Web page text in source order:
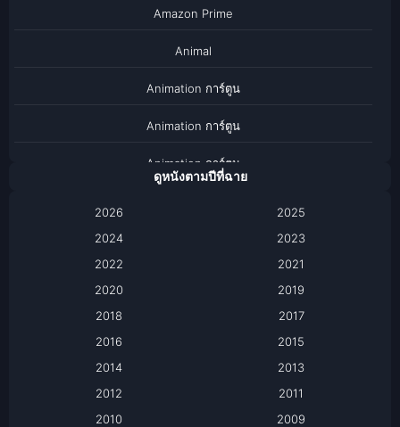
Amazon Prime
Animal
Animation การ์ตูน
Animation การ์ตูน
Animation การ์ตูน
Based on a True Story เรื่องจริง
Based on a True Story เรื่องจริง
ดูหนังตามปีที่ฉาย
2026
2025
2024
2023
2022
2021
2020
2019
2018
2017
2016
2015
2014
2013
2012
2011
2010
2009